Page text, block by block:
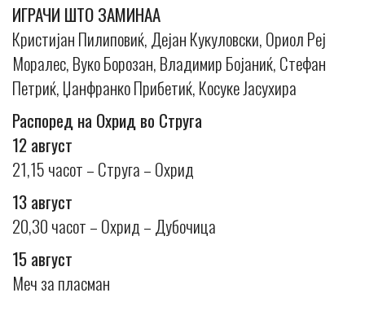
ИГРАЧИ ШТО ЗАМИНАА
Кристијан Пилиповиќ, Дејан Кукуловски, Ориол Реј
Моралес, Вуко Борозан, Владимир Бојаниќ, Стефан
Петриќ, Џанфранко Прибетиќ, Косуке Јасухира
Распоред на Охрид во Струга
12 август
21,15 часот – Струга – Охрид
13 август
20,30 часот – Охрид – Дубочица
15 август
Меч за пласман